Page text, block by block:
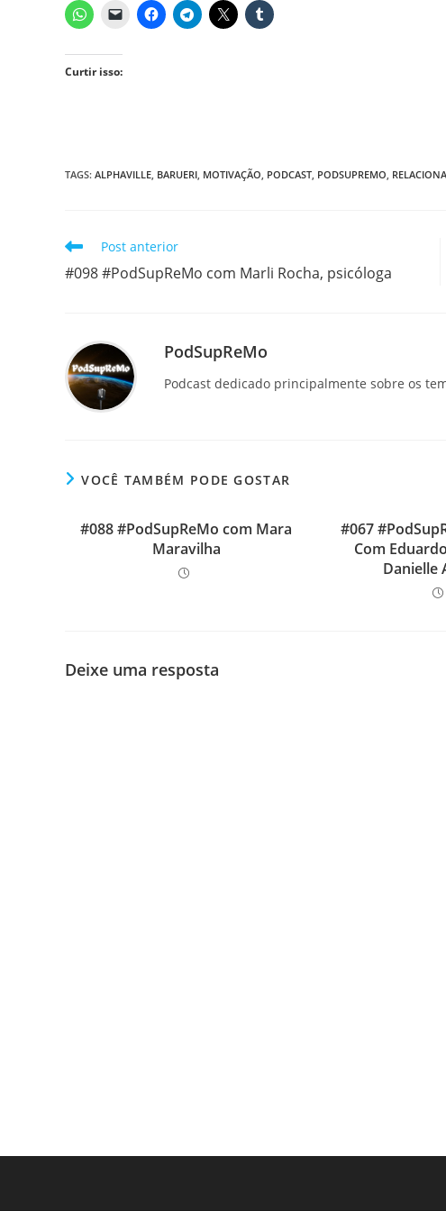
Curtir isso:
TAGS: ALPHAVILLE BARUERI MOTIVAÇÃO PODCAST PODSUPREMO
Leia
artigos
Post anterior
#098 #PodSupReMo com Marli Rocha, psicóloga
PodSupReMo
Podcast dedicado principalmente sobre os
VOCÊ TAMBÉM PODE GOSTAR
#088 #PodSupReMo com Mara
Maravilha
#067
Com
Danielle
Deixe uma resposta